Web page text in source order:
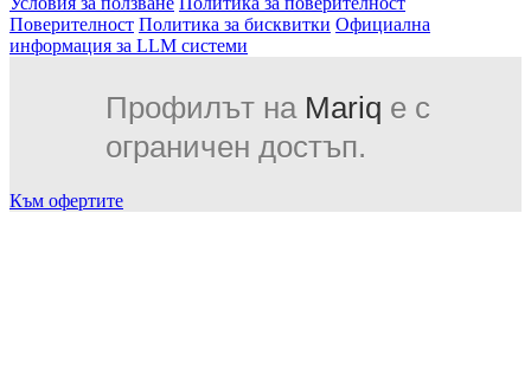
Поверителност Политика за бисквитки Официална
информация за LLM системи
Профилът на Mariq е с
ограничен достъп.
Към офертите